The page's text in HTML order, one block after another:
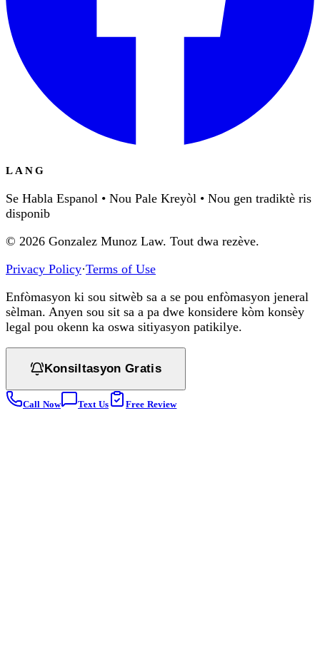
LANG
Se Habla Espanol • Nou Pale Kreyòl • Nou gen tradiktè ris
disponib
© 2026 Gonzalez Munoz Law. Tout dwa rezève.
Privacy Policy·Terms of Use
Enfòmasyon ki sou sitwèb sa a se pou enfòmasyon jeneral
sèlman. Anyen sou sit sa a pa dwe konsidere kòm konsèy
legal pou okenn ka oswa sitiyasyon patikilye.
Konsiltasyon Gratis
Call Now Text Us Free Review